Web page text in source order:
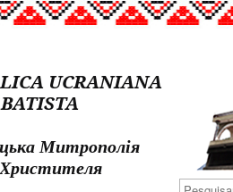
UCRANIANA
Митрополія